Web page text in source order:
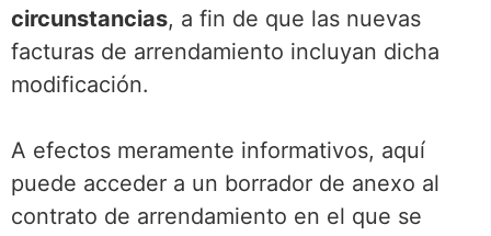
circunstancias, a fin de que las nuevas
facturas de arrendamiento incluyan dicha
modificación.
A efectos meramente informativos, aquí
puede acceder a un borrador de anexo al
contrato de arrendamiento en el que se